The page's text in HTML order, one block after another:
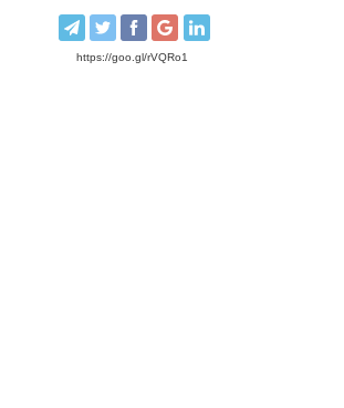
https://goo.gl/rVQRo1